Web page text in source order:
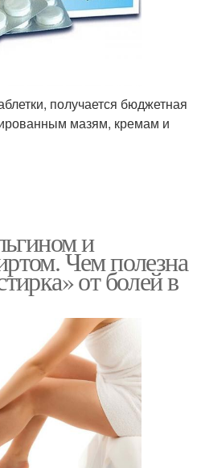
получается бюджетная
мазям, кремам и
и
Чем полезна
от болей в